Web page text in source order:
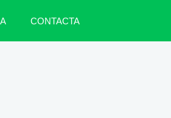
CONTACTA